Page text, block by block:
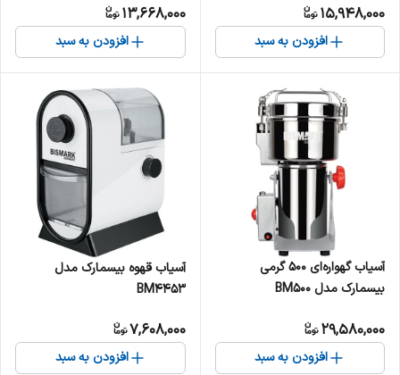
15,948,000
افزودن به سبد
13,668,000
افزودن به سبد
آسیاب گهواره‌ای ۵۰۰ گرمی
بیسمارک مدل BM500
29,580,000
افزودن به سبد
آسیاب قهوه بیسمارک مدل
BM4453
7,608,000
افزودن به سبد